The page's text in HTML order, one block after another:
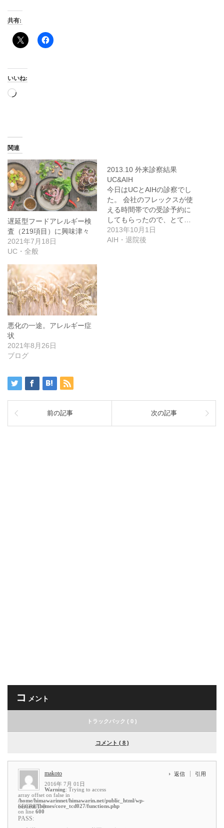
共有:
いいね:
読
関連
遅延型フードアレルギー検
査（219項目）に興味津々
2021年7月18日
UC・全般
2013.10 外来診察結果
UC&AIH
今日はUCとAIHの診察でし
た。 会社のフレックスが使
える時間帯での受診予約に
してもらったので、とて…
2013年10月1日
AIH・退院後
悪化の一途。アレルギー症
状
2021年8月26日
ブログ
前の記事 次の記事
コ メント
トラックバック ( 0 )
コメント ( 8 )
makoto
2016年 7月 01日
Warning: Trying to access
array offset on false in
/home/himawarinnet/himawarin.net/public_html/wp-
content/themes/core_tcd027/functions.php
on line 600
返信 引用
SECRET: 0
PASS: